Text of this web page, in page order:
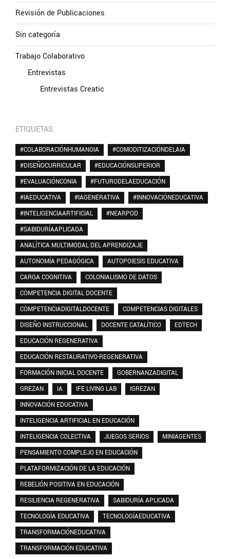
Revisión de Publicaciones
Sin categoría
Trabajo Colaborativo
Entrevistas
Entrevistas Creatic
ETIQUETAS
#COLABORACIÓNHUMANOIA
#COMODITIZACIÓNDELAIA
#DISEÑOCURRICULAR
#EDUCACIÓNSUPERIOR
#EVALUACIÓNCONIA
#FUTURODELAEDUCACIÓN
#IAEDUCATIVA
#IAGENERATIVA
#INNOVACIÓNEDUCATIVA
#INTELIGENCIAARTIFICIAL
#NEARPOD
#SABIDURÍAAPLICADA
ANALÍTICA MULTIMODAL DEL APRENDIZAJE
AUTONOMÍA PEDAGÓGICA
AUTOPOIESIS EDUCATIVA
CARGA COGNITIVA
COLONIALISMO DE DATOS
COMPETENCIA DIGITAL DOCENTE
COMPETENCIADIGITALDOCENTE
COMPETENCIAS DIGITALES
DISEÑO INSTRUCCIONAL
DOCENTE CATALÍTICO
EDTECH
EDUCACIÓN REGENERATIVA
EDUCACIÓN RESTAURATIVO-REGENERATIVA
FORMACIÓN INICIAL DOCENTE
GOBERNANZADIGITAL
GREZAN
IA IFE LIVING LAB
IGREZAN
INNOVACIÓN EDUCATIVA
INTELIGENCIA ARTIFICIAL EN EDUCACIÓN
INTELIGENCIA COLECTIVA
JUEGOS SERIOS
MINIAGENTES
PENSAMIENTO COMPLEJO EN EDUCACIÓN
PLATAFORMIZACIÓN DE LA EDUCACIÓN
REBELIÓN POSITIVA EN EDUCACIÓN
RESILIENCIA REGENERATIVA
SABIDURÍA APLICADA
TECNOLOGÍA EDUCATIVA
TECNOLOGÍAEDUCATIVA
TRANSFORMACIÓNEDUCATIVA
TRANSFORMACIÓN EDUCATIVA